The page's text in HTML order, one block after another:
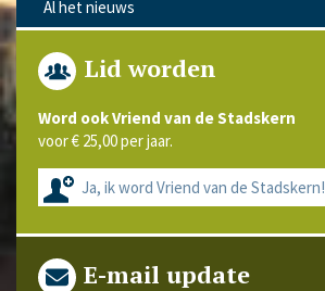
Al het nieuws
Lid worden
Word ook Vriend van de Stadskern
voor € 25,00 per jaar.
Ja, ik word Vriend van de Stadskern!
E-mail update